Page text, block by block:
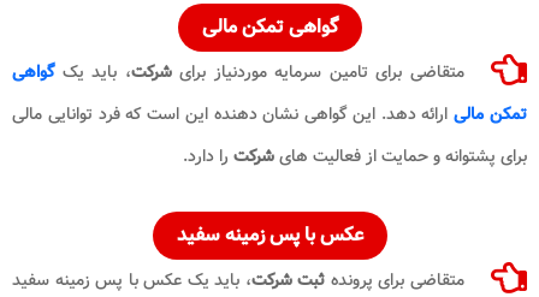
گواهی تمکن مالی
متقاضی برای تامین سرمایه موردنیاز برایشرکت، باید یکگواهی
تمکن مالیارائه دهد. این گواهی نشان دهنده این است که فرد توانایی مالی
برای پشتوانه و حمایت از فعالیت هایشرکت را دارد.
عکس با پس زمینه سفید
متقاضی برای پرونده ثبت شرکت، باید یک عکس با پس زمینه سفید